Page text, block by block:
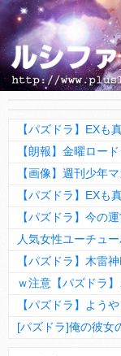
【パズドラ】EXも
【画像】週刊少年
【パズドラ】EXも
[パズドラ]俺の彼女